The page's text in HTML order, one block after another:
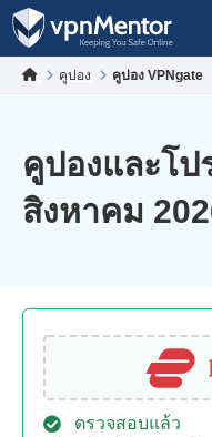
คูปอง คูปอง VPNgate
คูปองและโป
สิงหาคม
ตรวจสอบแล้ว